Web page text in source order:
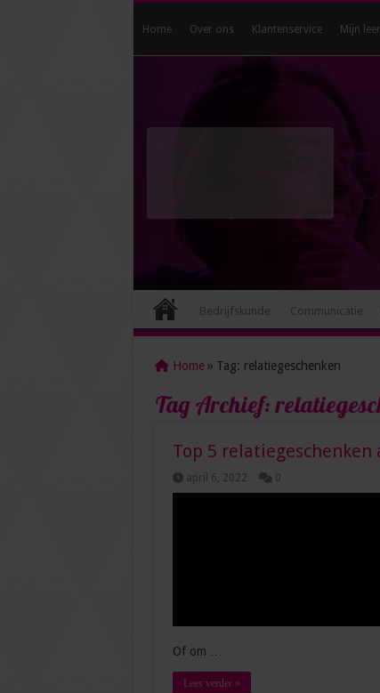
Home Over ons Klantenservice Mijn
Bedrijfskunde Communicatie
Home » Tag: relatiegeschenken
Tag Archief:
Top 5 relatiegeschenken
april 6, 2022 0
Of om …
Lees verder »